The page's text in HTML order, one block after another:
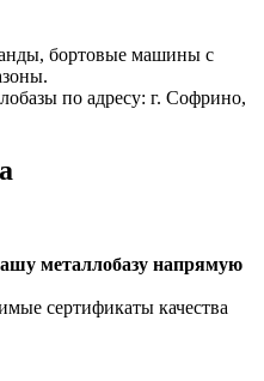
бортовые машины с
по адресу: г. Софрино,
металлобазу напрямую
сертификаты качества